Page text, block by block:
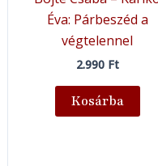
Éva: Párbeszéd a
végtelennel
2.990 Ft
Kosárba